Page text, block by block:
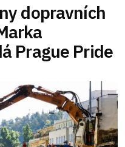
dopravních
Prague Pride